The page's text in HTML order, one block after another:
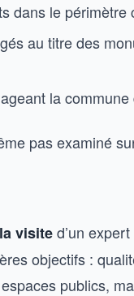
dans le périmètre
au titre des
la
pas examiné
la visited’un
objectifs :
publics,